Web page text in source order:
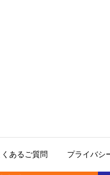
くあるご質問 プライバシ